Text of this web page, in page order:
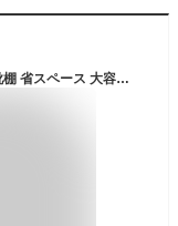
YOUDENOVA シューズラック スリム 靴収納 靴棚 省スペース 大容量 組み立て式 靴置き タワー コンパクト ポリプロピレン製 斜め置き 滑り止め トレー 狭い 玄関 廊下 クローゼット アパート用 靴箱 下駄箱 靴入れ(ホワイト・8段・26x33x112cm)